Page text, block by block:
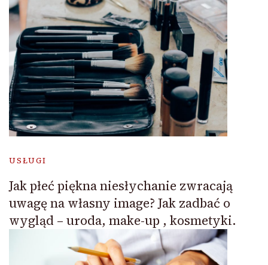
USŁUGI
Jak płeć piękna niesłychanie zwracają
uwagę na własny image? Jak zadbać o
wygląd – uroda, make-up , kosmetyki.